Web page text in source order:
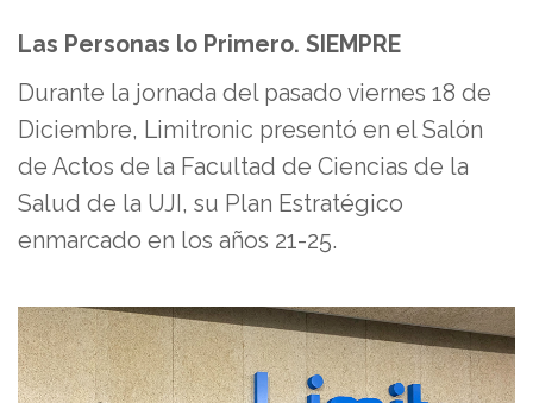
Las Personas lo Primero. SIEMPRE
Durante la jornada del pasado viernes 18 de
Diciembre, Limitronic presentó en el Salón
de Actos de la Facultad de Ciencias de la
Salud de la UJI, su Plan Estratégico
enmarcado en los años 21-25.